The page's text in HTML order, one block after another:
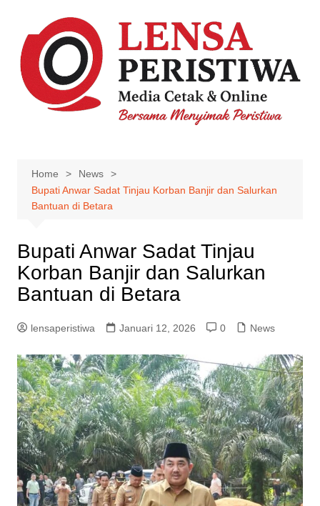
content
Home
News
Bupati Anwar Sadat Tinjau Korban Banjir dan Salurkan
Bantuan di Betara
Bupati Anwar Sadat Tinjau
Korban Banjir dan Salurkan
Bantuan di Betara
lensaperistiwa Januari 12, 2026 0 News